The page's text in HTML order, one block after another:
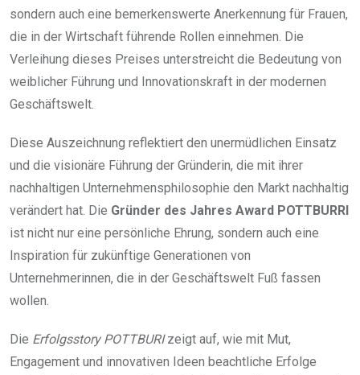
sondern auch eine bemerkenswerte Anerkennung für Frauen,
die in der Wirtschaft führende Rollen einnehmen. Die
Verleihung dieses Preises unterstreicht die Bedeutung von
weiblicher Führung und Innovationskraft in der modernen
Geschäftswelt.
Diese Auszeichnung reflektiert den unermüdlichen Einsatz
und die visionäre Führung der Gründerin, die mit ihrer
nachhaltigen Unternehmensphilosophie den Markt nachhaltig
verändert hat. Die Gründer des Jahres Award POTTBURRI
ist nicht nur eine persönliche Ehrung, sondern auch eine
Inspiration für zukünftige Generationen von
Unternehmerinnen, die in der Geschäftswelt Fuß fassen
wollen.
Die Erfolgsstory POTTBURIzeigt auf, wie mit Mut,
Engagement und innovativen Ideen beachtliche Erfolge